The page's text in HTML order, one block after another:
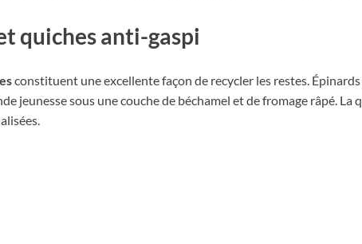
quiches anti-gaspi
constituent une excellente façon de recycler les restes.
jeunesse sous une couche de béchamel et de fromage râpé.